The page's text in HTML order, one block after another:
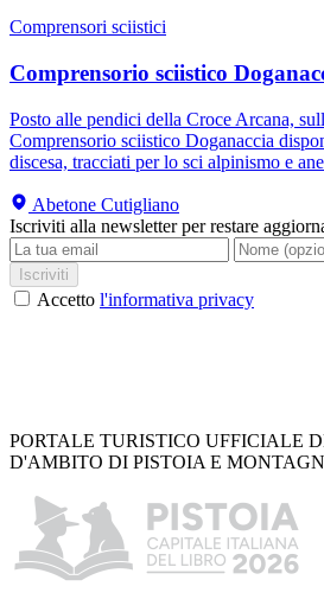
Comprensori sciistici
Comprensorio sciistico
Posto alle pendici della Croce Arcana,
Comprensorio sciistico Doganaccia
discesa, tracciati per lo sci alpinismo e
Abetone Cutigliano
Iscriviti alla newsletter per restare
Iscriviti
Accetto l'informativa privacy
PORTALE TURISTICO UFFICIALE
D'AMBITO DI PISTOIA E